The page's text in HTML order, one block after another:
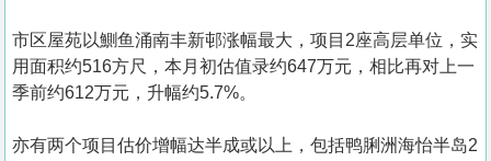
市区屋苑以鰂鱼涌南丰新邨涨幅最大，项目2座高层单位，实
用面积约516方尺，本月初估值录约647万元，相比再对上一
季前约612万元，升幅约5.7%。
亦有两个项目估价增幅达半成或以上，包括鸭脷洲海怡半岛2